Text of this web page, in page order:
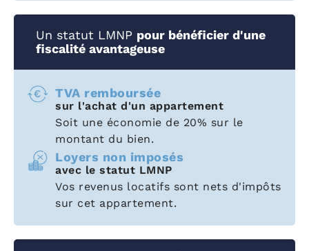
Un statut LMNP pour bénéficier d'une
fiscalité avantageuse
TVA remboursée
sur l'achat d'un appartement
Soit une économie de 20% sur le
montant du bien.
Loyers non imposés
avec le statut LMNP
Vos revenus locatifs sont nets d'impôts
sur cet appartement.